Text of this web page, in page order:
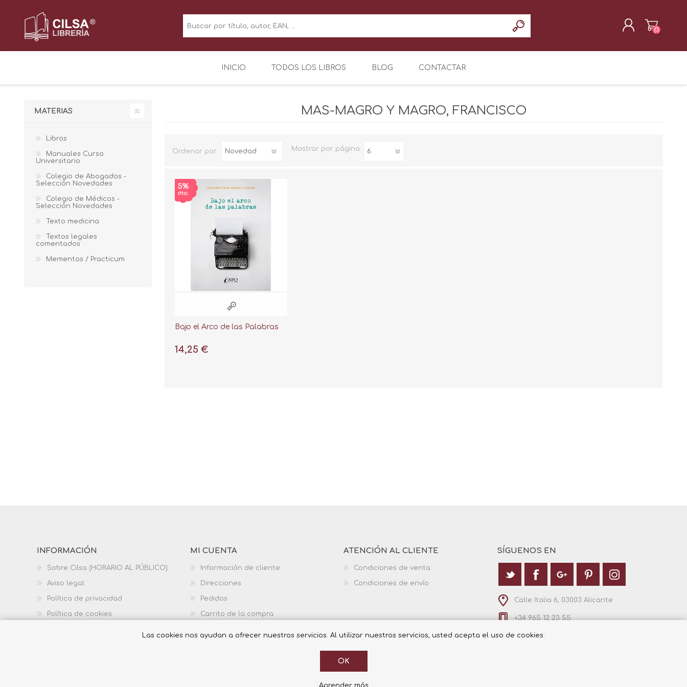
(0)
INICIO TODOS LOS LIBROS BLOG CONTACTAR
MAS-MAGRO Y MAGRO, FRANCISCO
Ordenar por Mostrar por página
Bajo el Arco de las Palabras
14,25 €
MATERIAS
Libros
Manuales Curso
Universitario
Colegio de Abogados -
Selección Novedades
Colegio de Médicos -
Selección Novedades
Texto medicina
Textos legales
comentados
Mementos / Practicum
INFORMACIÓN
Sobre Cilsa (HORARIO AL PÚBLICO)
Aviso legal
Política de privacidad
Política de cookies
MI CUENTA
Información de cliente
Direcciones
Pedidos
Carrito de la compra
ATENCIÓN AL CLIENTE
Condiciones de venta
Condiciones de envío
SÍGUENOS EN
Calle Italia 6, 03003 Alicante
+34 965 12 23 55
Las cookies nos ayudan a ofrecer nuestros servicios. Al utilizar nuestros servicios, usted acepta el uso de cookies.
OK
Aprender más